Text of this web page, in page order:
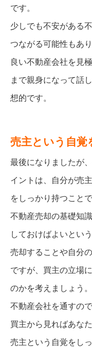
です。
少しでも不安がある
つながる可能性もあり
良い不動産会社を見
まで親身になって話
想的です。
売主という自覚
最後になりましたが
イントは、自分が売
をしっかり持つことで
不動産売却の基礎知
しておけばよいとい
売却することや自分
ですが、買主の立場
のかを考えましょう。
不動産会社を通すの
買主から見ればあな
売主という自覚をし